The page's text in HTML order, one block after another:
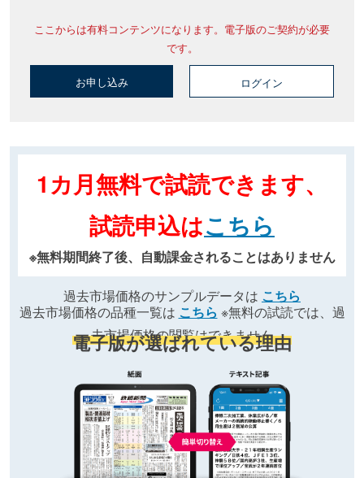
ここからは有料コンテンツになります。電子版のご契約が必要
です。
お申し込み ログイン
1カ月無料で試読できます、
試読申込はこちら
※無料期間終了後、自動課金されることはありません
過去市場価格のサンプルデータは こちら
過去市場価格の品種一覧は こちら ※無料の試読では、過
去市場価格の閲覧はできません
電子版が選ばれている理由